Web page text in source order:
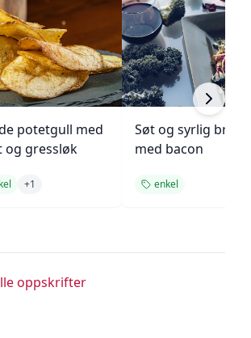
potetgull med
og gressløk
+1
Søt og syrlig
med bacon
enkel
oppskrifter